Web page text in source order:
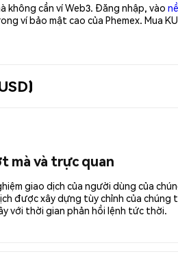
không cần ví Web3. Đăng nhập, vào
ví bảo mật cao của Phemex. Mua
mà và trực quan
giao dịch của người dùng của
được xây dựng tùy chỉnh của chúng
với thời gian phản hồi lệnh tức thời.